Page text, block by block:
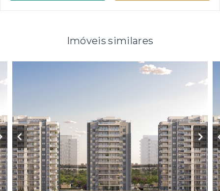
Imóveis similares